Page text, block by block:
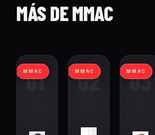
MÁS DE MMAC
01
MMAC 02
MMAC 03
MMAC